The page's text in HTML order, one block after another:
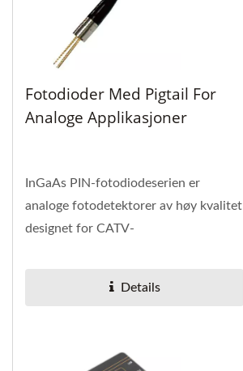
Fotodioder Med Pigtail For
Analoge Applikasjoner
InGaAs PIN-fotodiodeserien er
analoge fotodetektorer av høy kvalitet
designet for CATV-
Details